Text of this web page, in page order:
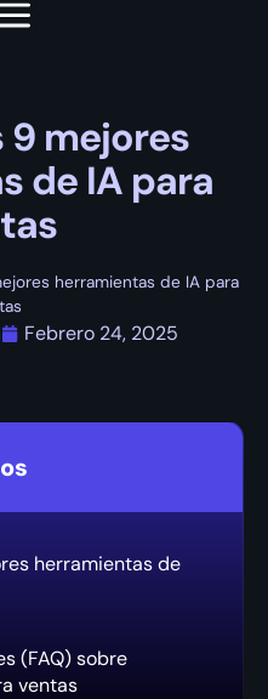
9 mejores
de IA para
herramientas de IA para
Febrero 24, 2025
herramientas de
(FAQ) sobre
ventas